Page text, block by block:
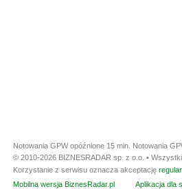
Notowania GPW opóźnione 15 min. Notowania
© 2010-2026 BIZNESRADAR sp. z o.o. •
Korzystanie z serwisu oznacza akceptację
Mobilna wersja BiznesRadar.pl
Aplikacja dla